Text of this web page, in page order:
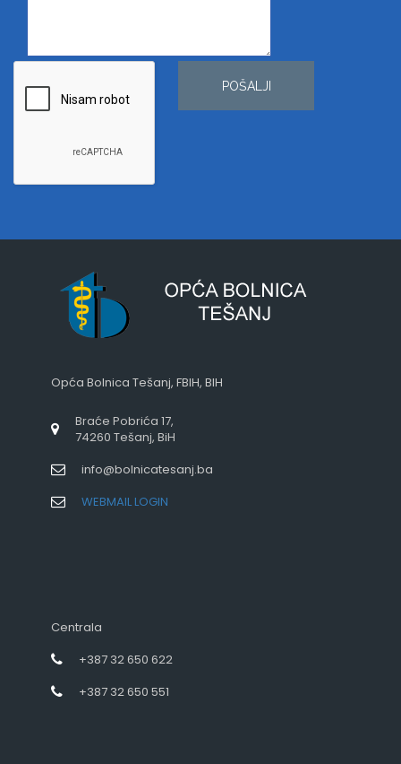
POŠALJI
Opća Bolnica Tešanj, FBIH, BIH
Braće Pobrića 17,
74260 Tešanj, BiH
info@bolnicatesanj.ba
WEBMAIL LOGIN
Centrala
+387 32 650 622
+387 32 650 551